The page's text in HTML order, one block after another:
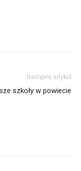
Następny artykuł
szkoły w powiecie